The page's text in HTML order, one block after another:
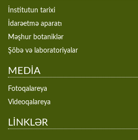
İnstitutun tarixi
İdarəetmə aparatı
Məşhur botaniklər
Şöbə və laboratoriyalar
MEDİA
Fotoqalareya
Videoqalareya
LİNKLƏR